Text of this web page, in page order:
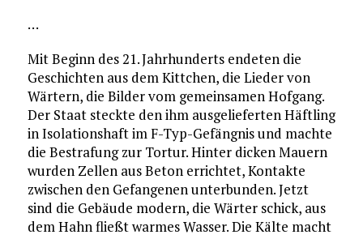
…
Mit Beginn des 21. Jahrhunderts endeten die
Geschichten aus dem Kittchen, die Lieder von
Wärtern, die Bilder vom gemeinsamen Hofgang.
Der Staat steckte den ihm ausgelieferten Häftling
in Isolationshaft im F-Typ-Gefängnis und machte
die Bestrafung zur Tortur. Hinter dicken Mauern
wurden Zellen aus Beton errichtet, Kontakte
zwischen den Gefangenen unterbunden. Jetzt
sind die Gebäude modern, die Wärter schick, aus
dem Hahn fließt warmes Wasser. Die Kälte macht